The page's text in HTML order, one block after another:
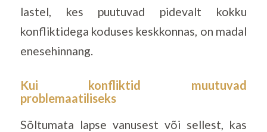
lastel, kes puutuvad pidevalt kokku
konfliktidega koduses keskkonnas, on madal
enesehinnang.
Kui konfliktid muutuvad
problemaatiliseks
Sõltumata lapse vanusest või sellest, kas